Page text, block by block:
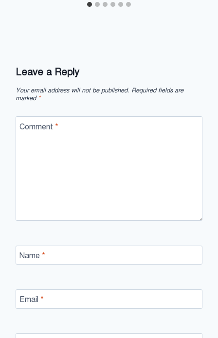
Leave a Reply
Your email address will not be published. Required fields are
marked *
Comment *
Name *
Email *